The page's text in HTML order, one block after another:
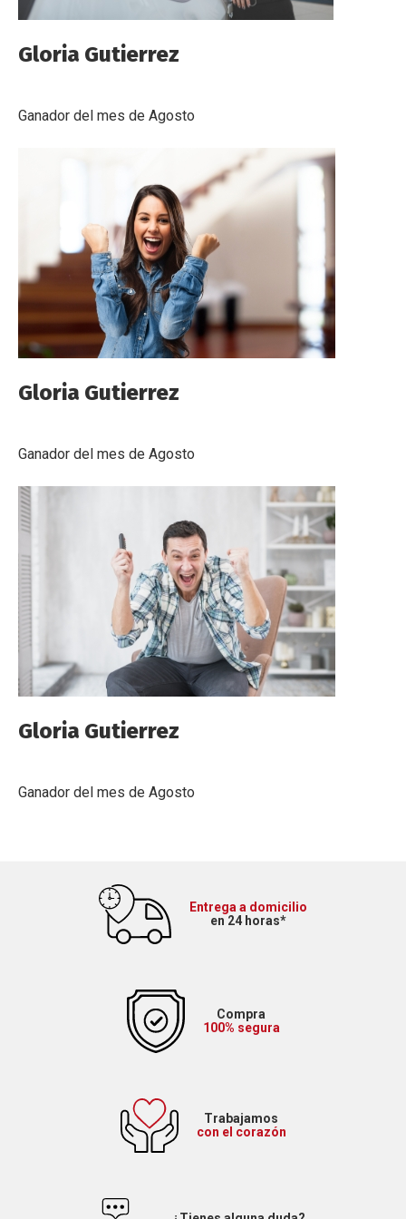
Gloria Gutierrez
Ganador del mes de Agosto
Gloria Gutierrez
Ganador del mes de Agosto
Gloria Gutierrez
Ganador del mes de Agosto
Entrega a domicilio
en 24 horas*
Compra
100% segura
Trabajamos
con el corazón